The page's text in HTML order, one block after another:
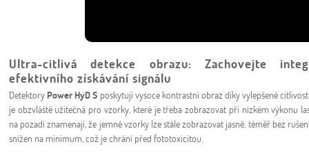
Ultra-citlivá detekce obrazu: Zachovejte
efektivního získávání signálu
DetektoryPower HyD S poskytují vysoce kontrastní obraz díky vylepšené
je obzvláště užitečná pro vzorky, které je třeba zobrazovat při nízkém výkonu
na pozadí znamenají, že jemné vzorky lze stále zobrazovat jasně, téměř bez
snížen na minimum, což je chrání před fototoxicitou.